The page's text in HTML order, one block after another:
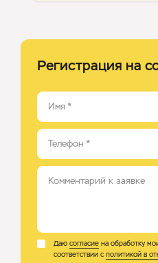
Регистрация на
Имя *
Телефон *
Комментарий к заявке
Даю согласие на обработку
соответствии с политикой в